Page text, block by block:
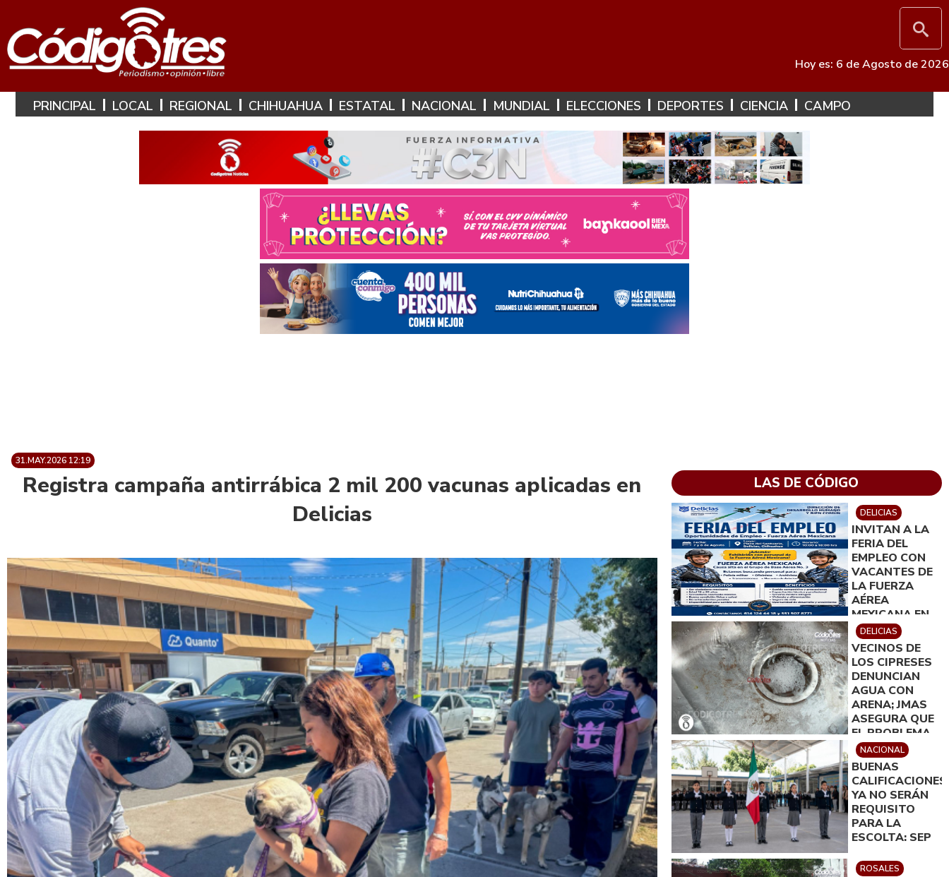
Hoy es: 6 de Agosto de 2026
PRINCIPAL LOCAL REGIONAL CHIHUAHUA ESTATAL NACIONAL MUNDIAL ELECCIONES DEPORTES CIENCIA CAMPO
31.MAY.2026 12:19
Registra campaña antirrábica 2 mil 200 vacunas aplicadas en
Delicias
LAS DE CÓDIGO
DELICIAS
INVITAN A LA
FERIA DEL
EMPLEO CON
VACANTES DE
LA FUERZA
AÉREA
MEXICANA EN
DELICIAS
DELICIAS
VECINOS DE
LOS CIPRESES
DENUNCIAN
AGUA CON
ARENA; JMAS
ASEGURA QUE
EL PROBLEMA
QUEDARÁ
RESUELTO EN
MENOS DE 24
HORAS
NACIONAL
BUENAS
CALIFICACIONES
YA NO SERÁN
REQUISITO
PARA LA
ESCOLTA: SEP
ROSALES